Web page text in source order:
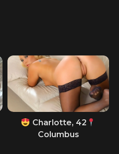
Charlotte, 42
Columbus